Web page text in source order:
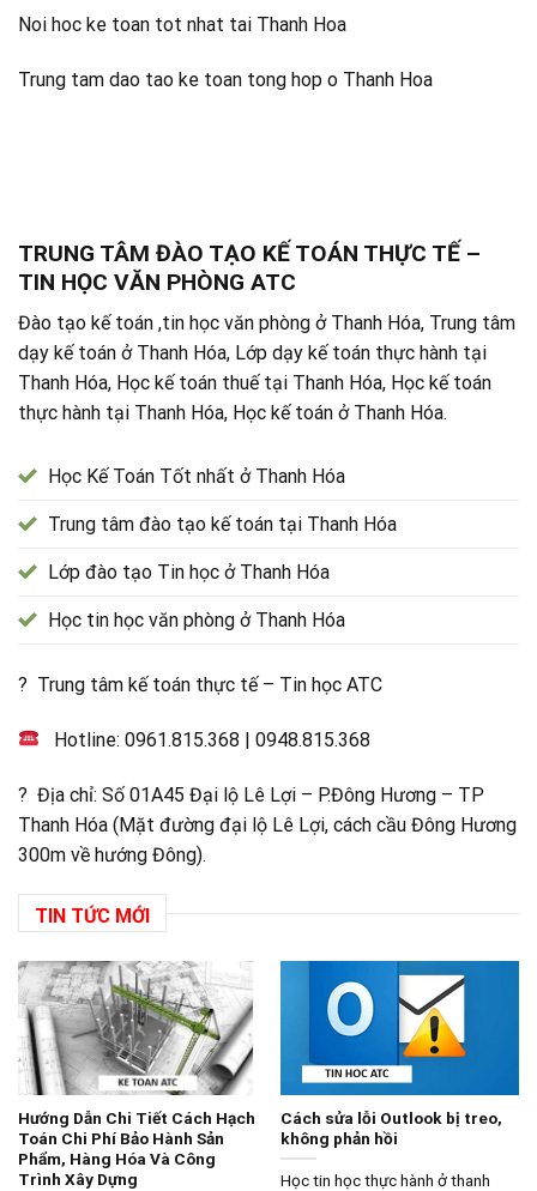
Noi hoc ke toan tot nhat tai Thanh Hoa
Trung tam dao tao ke toan tong hop o Thanh Hoa
TRUNG TÂM ĐÀO TẠO KẾ TOÁN THỰC TẾ –
TIN HỌC VĂN PHÒNG ATC
Đào tạo kế toán ,tin học văn phòng ở Thanh Hóa, Trung tâm
dạy kế toán ở Thanh Hóa, Lớp dạy kế toán thực hành tại
Thanh Hóa, Học kế toán thuế tại Thanh Hóa, Học kế toán
thực hành tại Thanh Hóa, Học kế toán ở Thanh Hóa.
Học Kế Toán Tốt nhất ở Thanh Hóa
Trung tâm đào tạo kế toán tại Thanh Hóa
Lớp đào tạo Tin học ở Thanh Hóa
Học tin học văn phòng ở Thanh Hóa
? Trung tâm kế toán thực tế – Tin học ATC
Hotline:0961.815.368 |0948.815.368
? Địa chỉ: Số 01A45 Đại lộ Lê Lợi – P.Đông Hương – TP
Thanh Hóa (Mặt đường đại lộ Lê Lợi, cách cầu Đông Hương
300m về hướng Đông).
TIN TỨC MỚI
Hướng Dẫn Chi Tiết Cách Hạch
Toán Chi Phí Bảo Hành Sản
Phẩm, Hàng Hóa Và Công
Trình Xây Dựng
Cách sửa lỗi Outlook bị treo,
không phản hồi
Học tin học thực hành ở thanh